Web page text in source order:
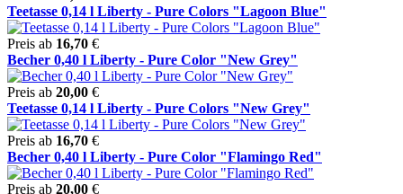
Teetasse 0,14 l Liberty - Pure Colors "Lagoon Blue"
Preis ab 16,70 €
Becher 0,40 l Liberty - Pure Color "New Grey"
Preis ab 20,00 €
Teetasse 0,14 l Liberty - Pure Colors "New Grey"
Preis ab 16,70 €
Becher 0,40 l Liberty - Pure Color "Flamingo Red"
Preis ab 20,00 €